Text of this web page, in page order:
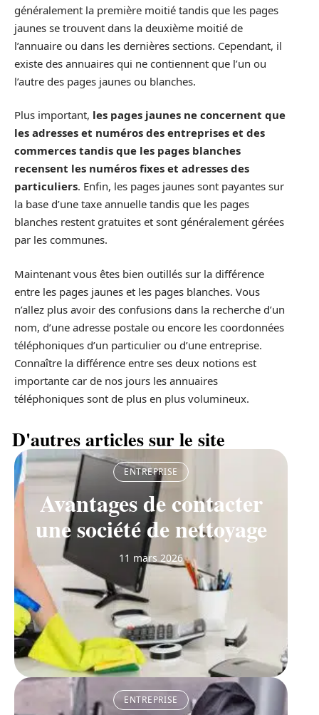
généralement la première moitié tandis que les pages
jaunes se trouvent dans la deuxième moitié de
l’annuaire ou dans les dernières sections. Cependant, il
existe des annuaires qui ne contiennent que l’un ou
l’autre des pages jaunes ou blanches.
Plus important, les pages jaunes ne concernent que
les adresses et numéros des entreprises et des
commerces tandis que les pages blanches
recensent les numéros fixes et adresses des
particuliers. Enfin, les pages jaunes sont payantes sur
la base d’une taxe annuelle tandis que les pages
blanches restent gratuites et sont généralement gérées
par les communes.
Maintenant vous êtes bien outillés sur la différence
entre les pages jaunes et les pages blanches. Vous
n’allez plus avoir des confusions dans la recherche d’un
nom, d’une adresse postale ou encore les coordonnées
téléphoniques d’un particulier ou d’une entreprise.
Connaître la différence entre ses deux notions est
importante car de nos jours les annuaires
téléphoniques sont de plus en plus volumineux.
D'autres articles sur le site
ENTREPRISE
Avantages de contacter
une société de nettoyage
11 mars 2026
ENTREPRISE